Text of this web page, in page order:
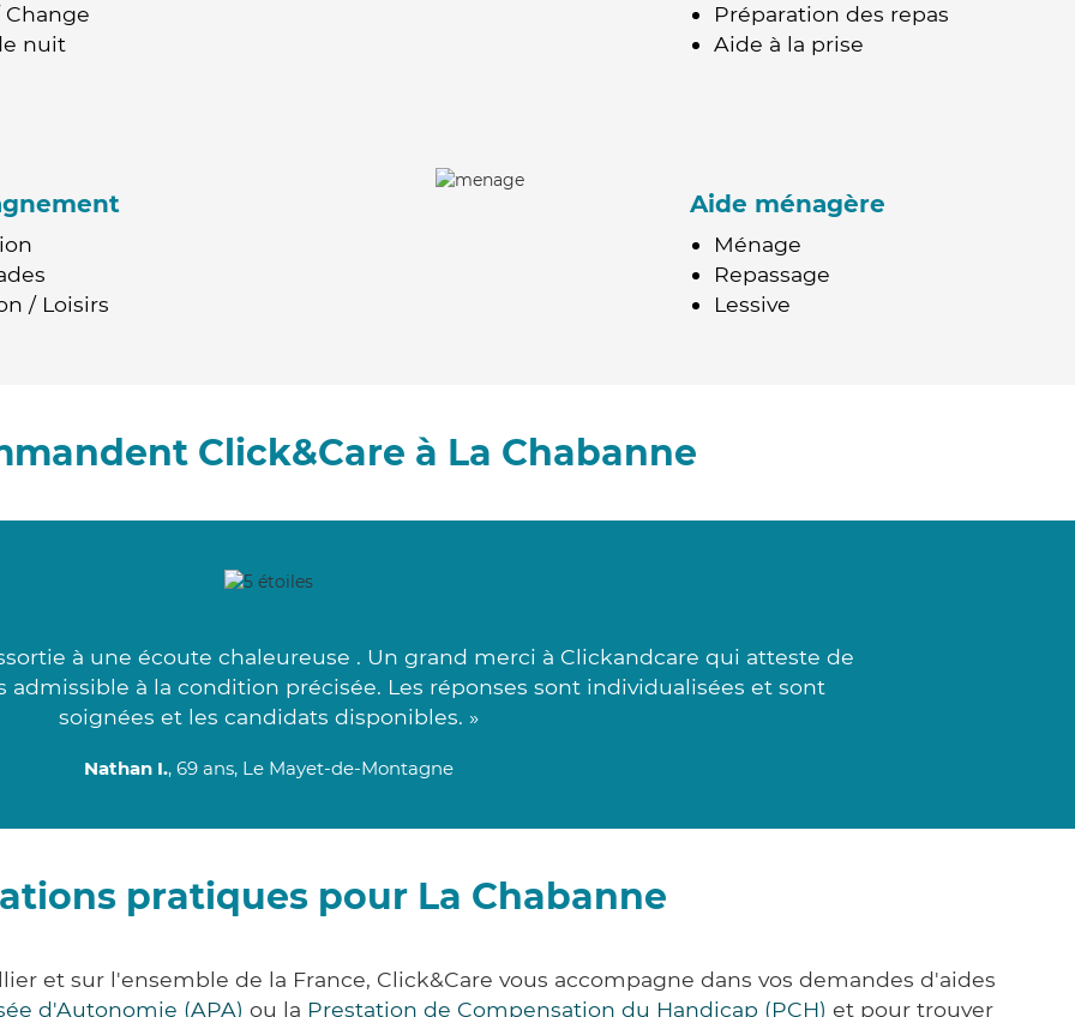
nuit
Préparation des repas
Aide à la prise
/ Loisirs
Aide ménagère
Ménage
Repassage
Lessive
Click&Care à La Chabanne
à une écoute chaleureuse . Un grand merci à Clickandcare qui atteste de
à la condition précisée. Les réponses sont individualisées et sont
soignées et les candidats disponibles. »
Nathan I., 69 ans, Le Mayet-de-Montagne
pratiques pour La Chabanne
et sur l'ensemble de la France, Click&Care vous accompagne dans vos demandes d'aides
d'Autonomie (APA) ou la Prestation de Compensation du Handicap (PCH) et pour trouver